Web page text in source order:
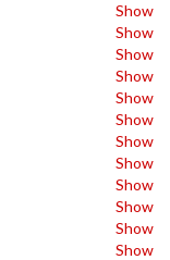
Show
Show
Show
Show
Show
Show
Show
Show
Show
Show
Show
Show